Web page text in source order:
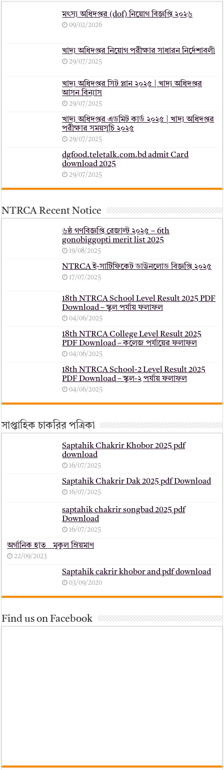
মৎস্য অধিদপ্তর (dof) নিয়োগ বিজ্ঞপ্তি ২০২৬
09/02/2026
খাদ্য অধিদপ্তর নিয়োগ পরীক্ষার সাধারন নির্দেশাবলী
29/07/2025
খাদ্য অধিদপ্তর সিট প্লান ২০২৫ | খাদ্য অধিদপ্তর
আসন বিন্যাস
29/07/2025
খাদ্য অধিদপ্তর এডমিট কার্ড ২০২৫ | খাদ্য অধিদপ্তর
পরীক্ষার সময়সূচি ২০২৫
29/07/2025
dgfood.teletalk.com.bd admit Card
download 2025
29/07/2025
NTRCA Recent Notice
৬ষ্ঠ গণবিজ্ঞপ্তি রেজাল্ট ২০২৫ – 6th
gonobiggopti merit list 2025
19/08/2025
NTRCA ই-সার্টিফিকেট ডাউনলোড বিজ্ঞপ্তি ২০২৫
17/07/2025
18th NTRCA School Level Result 2025 PDF
Download – স্কুল পর্যায় ফলাফল
04/06/2025
18th NTRCA College Level Result 2025
PDF Download – কলেজ পর্যায়ের ফলাফল
04/06/2025
18th NTRCA School-2 Level Result 2025
PDF Download – স্কুল-২ পর্যায় ফলাফল
04/06/2025
সাপ্তাহিক চাকরির পত্রিকা
Saptahik Chakrir Khobor 2025 pdf
download
16/07/2025
Saptahik Chakrir Dak 2025 pdf Download
16/07/2025
saptahik chakrir songbad 2025 pdf
Download
16/07/2025
অর্গানিক হাত _ মুকুল ম্রিয়মাণ
22/09/2023
Saptahik cakrir khobor and pdf download
03/09/2020
Find us on Facebook